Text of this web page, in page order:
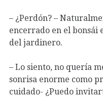
– ¿Perdón? –
encerrado en el bonsái
del jardinero.
– Lo siento, no quería
sonrisa enorme como
cuidado- ¿Puedo